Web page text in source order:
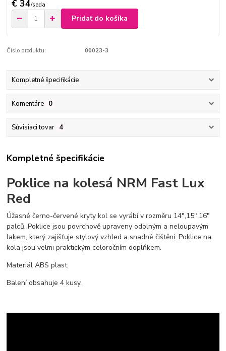
€ 34/sada
Pridať do košíka
Číslo produktu: 00023-3
Kompletné špecifikácie
Komentáre 0
Súvisiaci tovar 4
Kompletné špecifikácie
Poklice na kolesá NRM Fast Lux
Red
Úžasné černo-červené kryty kol se vyrábí v rozměru 14",15",16"
palců. Poklice jsou povrchově upraveny odolným a neloupavým
lakem, který zajišťuje stylový vzhled a snadné čištění. Poklice na
kola jsou velmi praktickým celoročním doplňkem.
Materiál ABS plast.
Balení obsahuje 4 kusy.